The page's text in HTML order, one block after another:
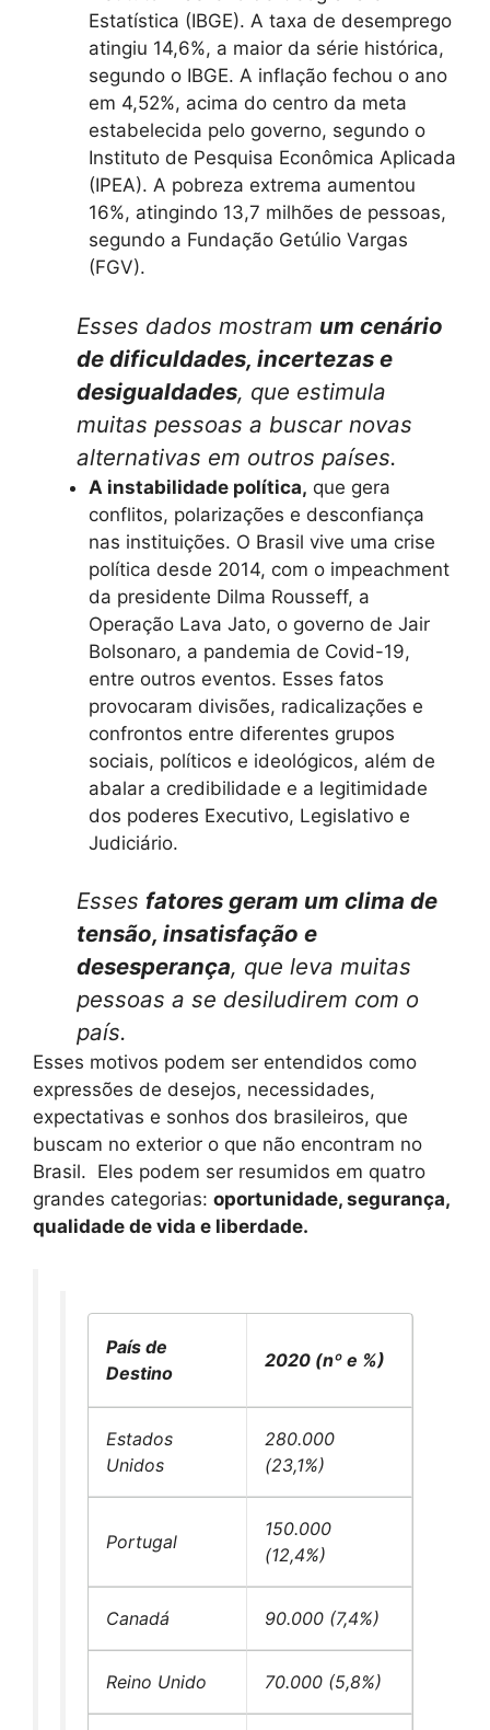
Estatística (IBGE). A taxa de desemprego
atingiu 14,6%, a maior da série histórica,
segundo o IBGE. A inflação fechou o ano
em 4,52%, acima do centro da meta
estabelecida pelo governo, segundo o
Instituto de Pesquisa Econômica Aplicada
(IPEA). A pobreza extrema aumentou
16%, atingindo 13,7 milhões de pessoas,
segundo a Fundação Getúlio Vargas
(FGV).
Esses dados mostram um cenário
de dificuldades, incertezas e
desigualdades, que estimula
muitas pessoas a buscar novas
alternativas em outros países.
A instabilidade política, que gera
conflitos, polarizações e desconfiança
nas instituições. O Brasil vive uma crise
política desde 2014, com o impeachment
da presidente Dilma Rousseff, a
Operação Lava Jato, o governo de Jair
Bolsonaro, a pandemia de Covid-19,
entre outros eventos. Esses fatos
provocaram divisões, radicalizações e
confrontos entre diferentes grupos
sociais, políticos e ideológicos, além de
abalar a credibilidade e a legitimidade
dos poderes Executivo, Legislativo e
Judiciário.
Esses fatores geram um clima de
tensão, insatisfação e
desesperança, que leva muitas
pessoas a se desiludirem com o
país.
Esses motivos podem ser entendidos como
expressões de desejos, necessidades,
expectativas e sonhos dos brasileiros, que
buscam no exterior o que não encontram no
Brasil. Eles podem ser resumidos em quatro
grandes categorias: oportunidade, segurança,
qualidade de vida e liberdade.
País de
Destino
2020 (nº e %)
Estados
Unidos
280.000
(23,1%)
Portugal
150.000
(12,4%)
Canadá 90.000 (7,4%)
Reino Unido 70.000 (5,8%)